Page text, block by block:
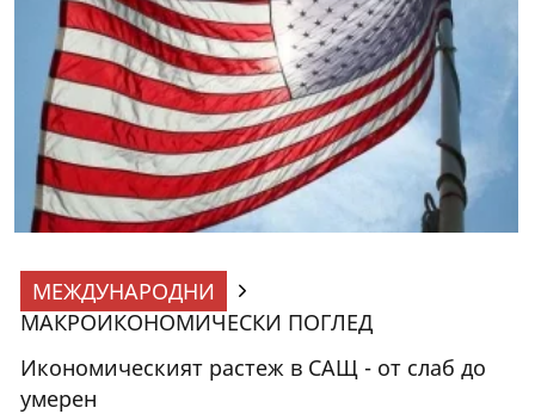
МЕЖДУНАРОДНИ
МАКРОИКОНОМИЧЕСКИ ПОГЛЕД
Икономическият растеж в САЩ - от слаб до
умерен